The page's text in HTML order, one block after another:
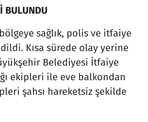
BULUNDU
sağlık, polis ve itfaiye
Kısa sürede olay yerine
Belediyesi İtfaiye
ekipleri ile eve balkondan
şahsı hareketsiz şekilde